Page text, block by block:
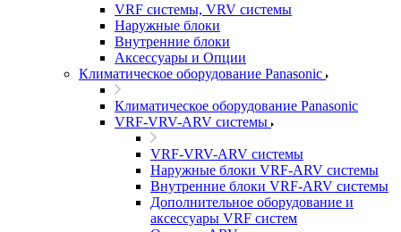
VRF системы, VRV системы
Наружные блоки
Внутренние блоки
Аксессуары и Опции
Климатическое оборудование Panasonic
Климатическое оборудование Panasonic
VRF-VRV-ARV системы
VRF-VRV-ARV системы
Наружные блоки VRF-ARV системы
Внутренние блоки VRF-ARV системы
Дополнительное оборудование и
аксессуары VRF систем